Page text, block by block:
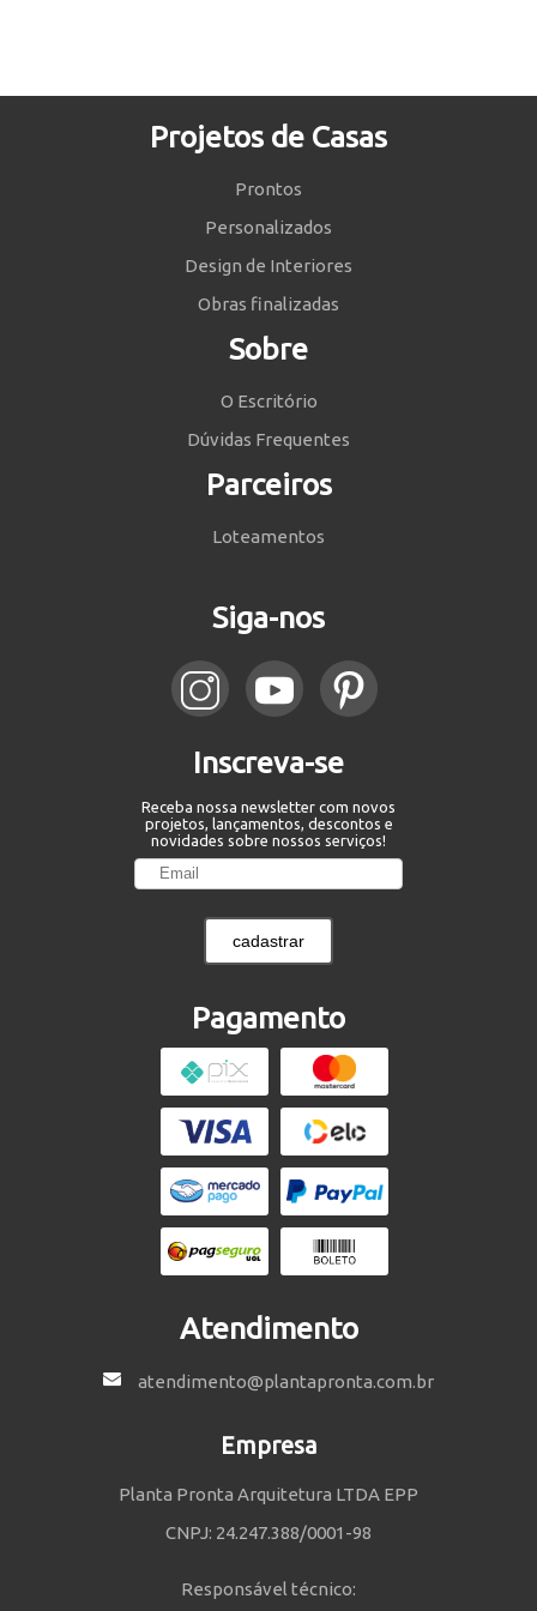
Projetos de Casas
Prontos
Personalizados
Design de Interiores
Obras finalizadas
Sobre
O Escritório
Dúvidas Frequentes
Parceiros
Loteamentos
Siga-nos
Inscreva-se
Receba nossa newsletter com novos
projetos, lançamentos, descontos e
novidades sobre nossos serviços!
cadastrar
Pagamento
Atendimento
atendimento@plantapronta.com.br
Empresa
Planta Pronta Arquitetura LTDA EPP
CNPJ: 24.247.388/0001-98
Responsável técnico: